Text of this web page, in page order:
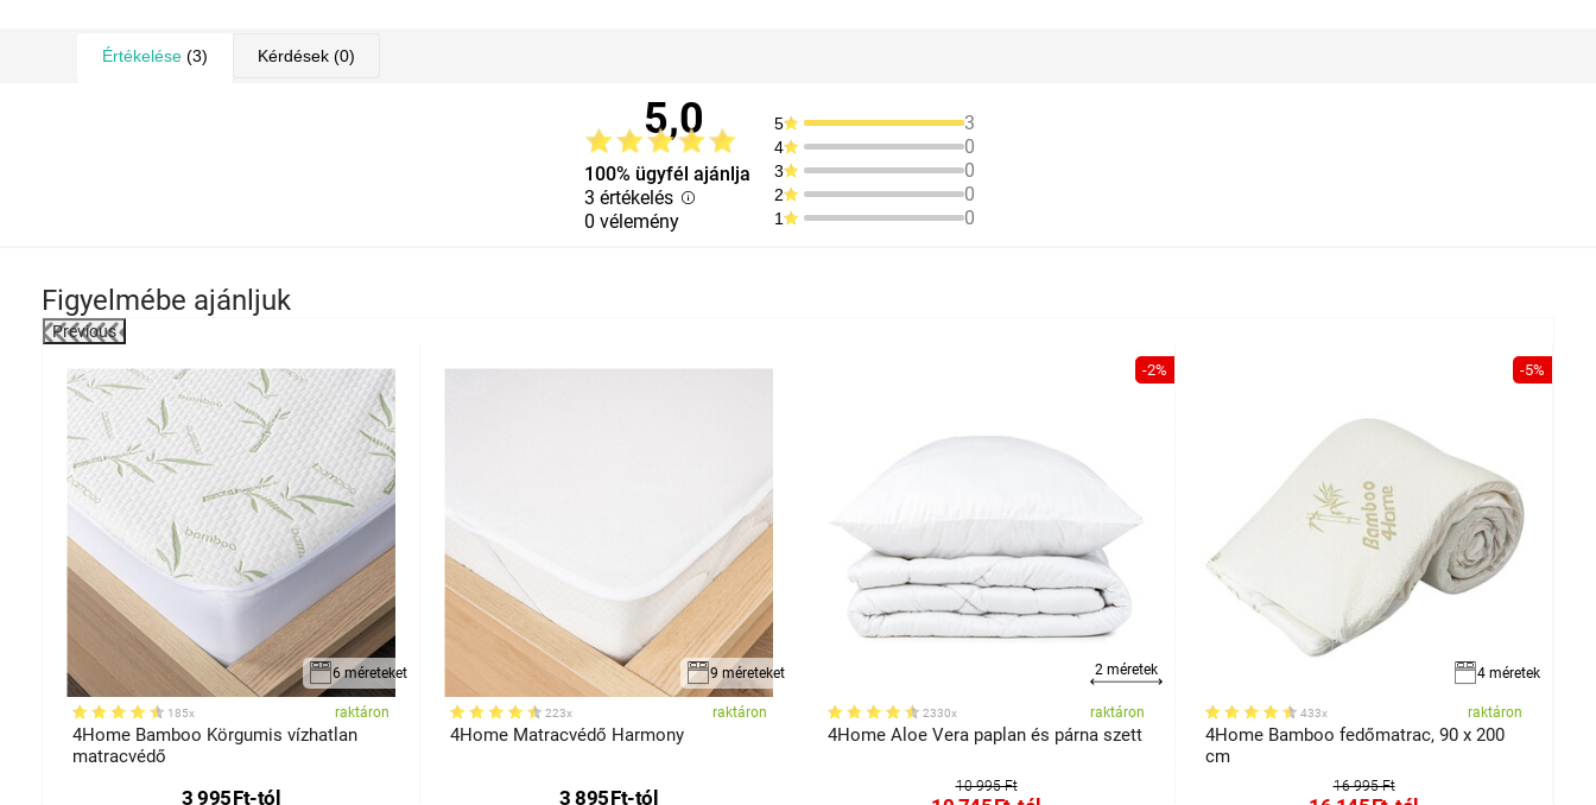
Értékelése (3) Kérdések (0)
5,0
100% ügyfél ajánlja
3 értékelés
0 vélemény
5 3
4 0
3 0
2 0
1 0
Figyelmébe ajánljuk
Previous
6 méreteket
185x raktáron
4Home Bamboo Körgumis vízhatlan
matracvédő
3 995Ft-tól
9 méreteket
223x raktáron
4Home Matracvédő Harmony
3 895Ft-tól
-2%
2 méretek
2330x raktáron
4Home Aloe Vera paplan és párna szett
10 995 Ft
-5%
4 méretek
433x raktáron
4Home Bamboo fedőmatrac, 90 x 200
cm
16 995 Ft